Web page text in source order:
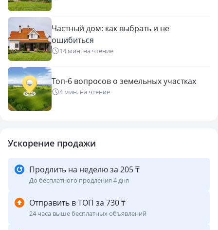
Частный дом: как выбрать и не
ошибиться
14 мин. на чтение
Топ-6 вопросов о земельных участках
4 мин. на чтение
Ускорение продажи
Продлить на неделю за 205 ₸
До бесплатного продления 4 дня
Отправить в ТОП за 730 ₸
24 часа выше бесплатных объявлений